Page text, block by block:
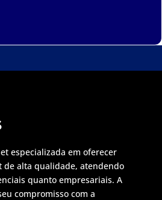
especializada em oferecer
de alta qualidade, atendendo
quanto empresariais. A
compromisso com a